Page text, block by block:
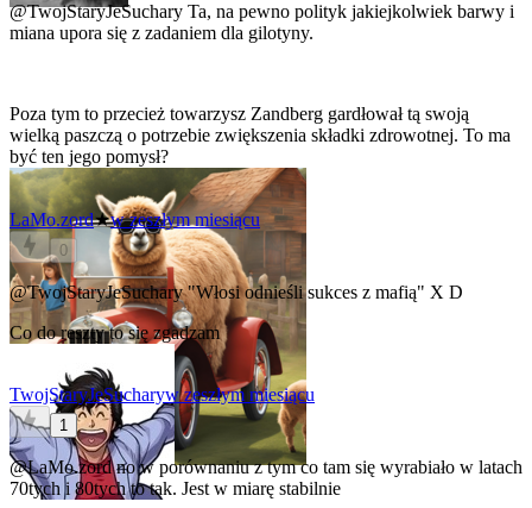
@TwojStaryJeSuchary Ta, na pewno polityk jakiejkolwiek barwy i
miana upora się z zadaniem dla gilotyny.
Poza tym to przecież towarzysz Zandberg gardłował tą swoją
wielką paszczą o potrzebie zwiększenia składki zdrowotnej. To ma
być ten jego pomysł?
LaMo.zord★w zeszłym miesiącu
0
@TwojStaryJeSuchary"Włosi odnieśli sukces z mafią" X D
Co do reszty to się zgadzam
TwojStaryJeSucharyw zeszłym miesiącu
1
@LaMo.zordno w porównaniu z tym co tam się wyrabiało w latach
70tych i 80tych to tak. Jest w miarę stabilnie